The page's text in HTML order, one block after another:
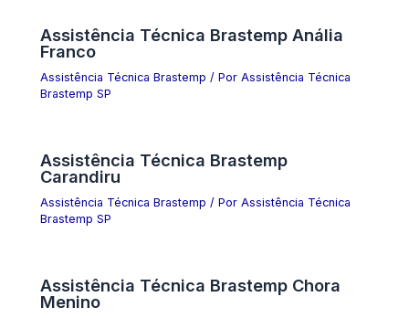
Assistência Técnica Brastemp Anália
Franco
Assistência Técnica Brastemp / PorAssistência Técnica
Brastemp SP
Assistência Técnica Brastemp
Carandiru
Assistência Técnica Brastemp / PorAssistência Técnica
Brastemp SP
Assistência Técnica Brastemp Chora
Menino